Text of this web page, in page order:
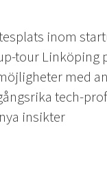
inom
tour Linköping
med
tech-
insikter